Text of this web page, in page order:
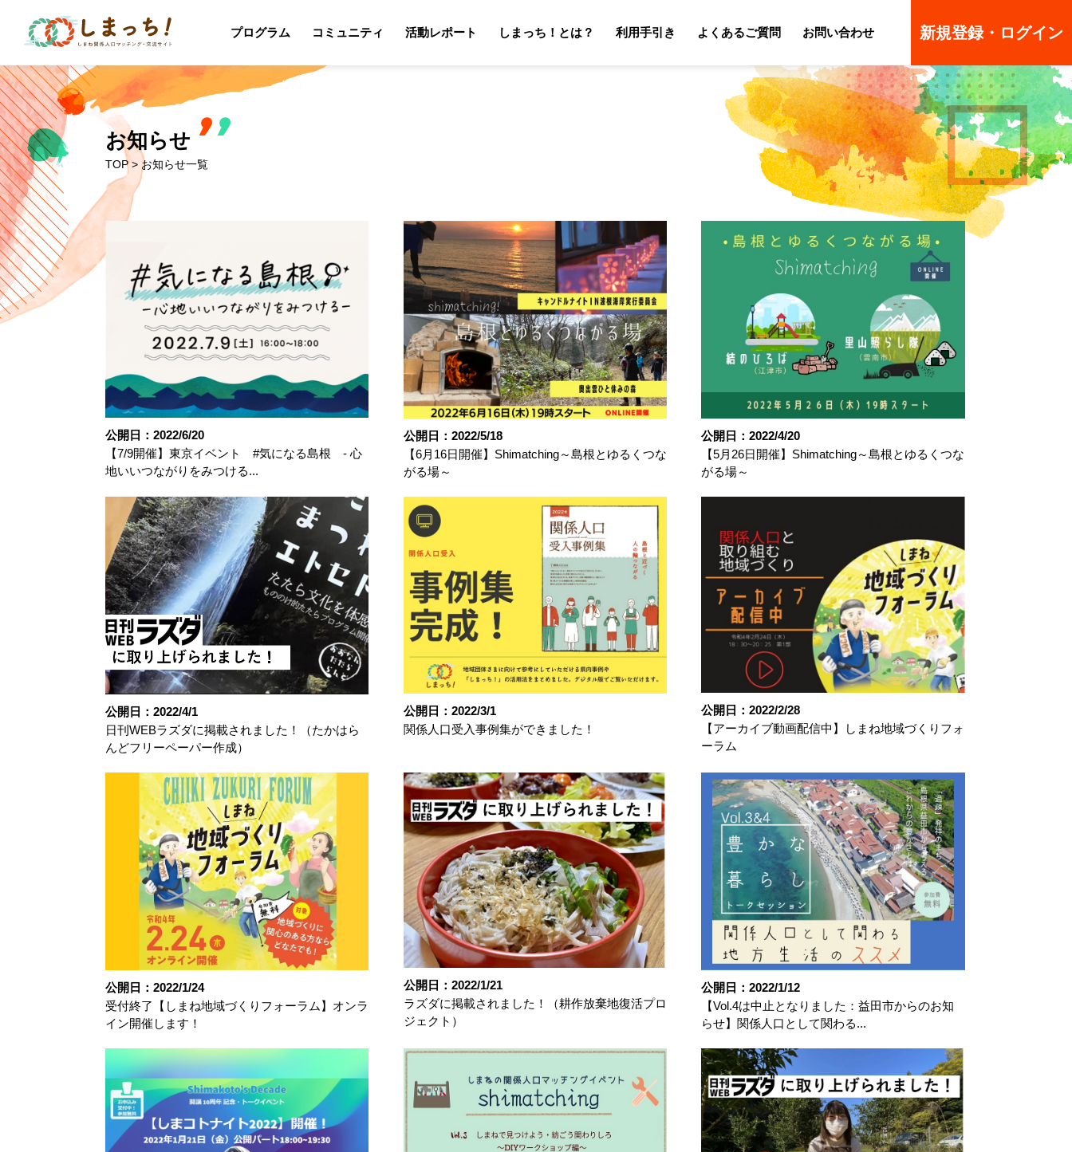
プログラム コミュニティ 活動レポート しまっち！とは？
利用手引き
よくあるご質問
お問い合わせ 新規登録・ログイン
お知らせ
TOP> お知らせ一覧
公開日：2022/6/20
【7/9開催】東京イベント #気になる島根 - 心
地いいつながりをみつける...
公開日：2022/5/18
【6月16日開催】Shimatching～島根とゆるくつな
がる場～
公開日：2022/4/20
【5月26日開催】Shimatching～島根とゆるくつな
がる場～
公開日：2022/4/1
日刊WEBラズダに掲載されました！（たかはら
んどフリーペーパー作成）
公開日：2022/3/1
関係人口受入事例集ができました！
公開日：2022/2/28
【アーカイブ動画配信中】しまね地域づくりフォ
ーラム
公開日：2022/1/24
受付終了【しまね地域づくりフォーラム】オンラ
イン開催します！
公開日：2022/1/21
ラズダに掲載されました！（耕作放棄地復活プロ
ジェクト）
公開日：2022/1/12
【Vol.4は中止となりました：益田市からのお知
らせ】関係人口として関わる...